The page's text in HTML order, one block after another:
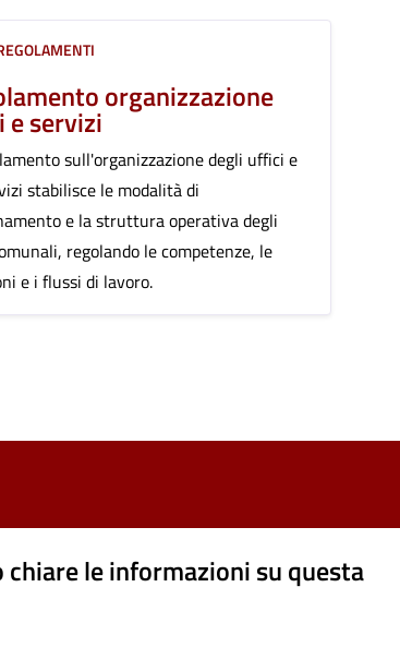
organizzazione
e servizi
sull'organizzazione degli uffici e
stabilisce le modalità di
e la struttura operativa degli
regolando le competenze, le
e i flussi di lavoro.
chiare le informazioni su questa